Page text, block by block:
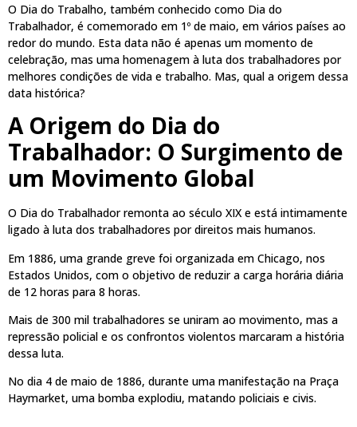
O Dia do Trabalho, também conhecido como Dia do
Trabalhador, é comemorado em 1º de maio, em vários países ao
redor do mundo. Esta data não é apenas um momento de
celebração, mas uma homenagem à luta dos trabalhadores por
melhores condições de vida e trabalho. Mas, qual a origem dessa
data histórica?
A Origem do Dia do
Trabalhador: O Surgimento de
um Movimento Global
O Dia do Trabalhador remonta ao século XIX e está intimamente
ligado à luta dos trabalhadores por direitos mais humanos.
Em 1886, uma grande greve foi organizada em Chicago, nos
Estados Unidos, com o objetivo de reduzir a carga horária diária
de 12 horas para 8 horas.
Mais de 300 mil trabalhadores se uniram ao movimento, mas a
repressão policial e os confrontos violentos marcaram a história
dessa luta.
No dia 4 de maio de 1886, durante uma manifestação na Praça
Haymarket, uma bomba explodiu, matando policiais e civis.